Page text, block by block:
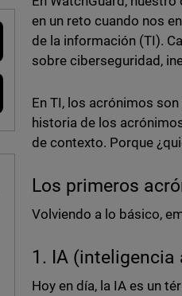
en un reto cuando nos
de la información (TI).
sobre ciberseguridad,
En TI, los acrónimos
historia de los
de contexto. Porque
Los primeros
Volviendo a lo básico,
1. IA
Hoy en día, la IA es un